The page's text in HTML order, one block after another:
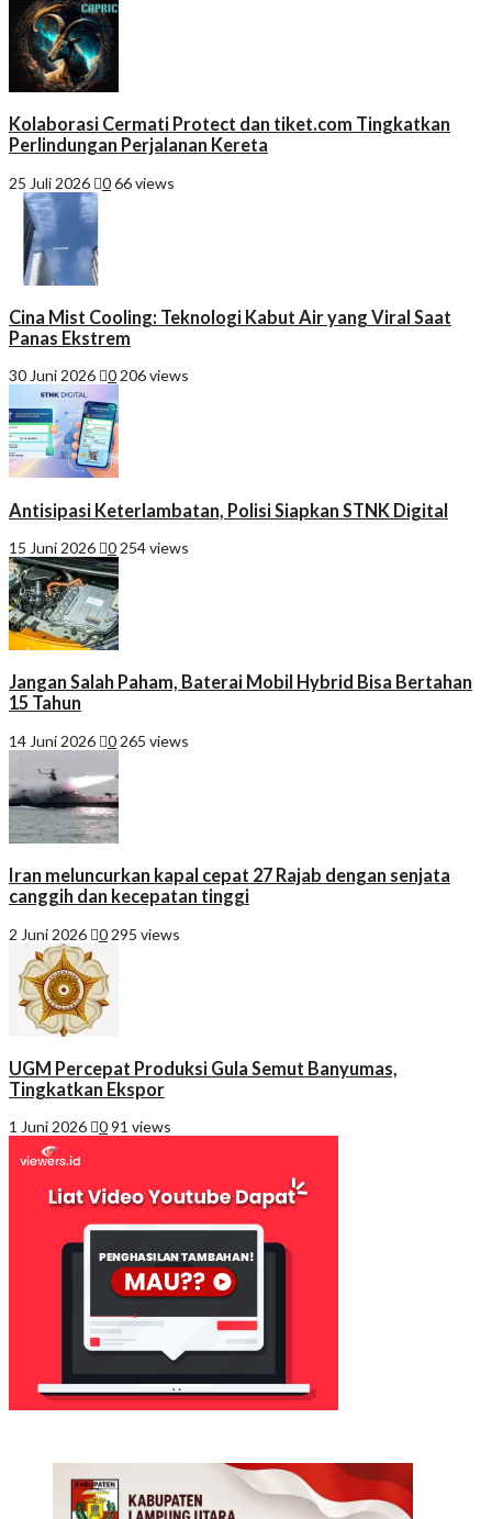
Kolaborasi Cermati Protect dan tiket.com Tingkatkan
Perlindungan Perjalanan Kereta
25 Juli 2026 066 views
Cina Mist Cooling: Teknologi Kabut Air yang Viral Saat
Panas Ekstrem
30 Juni 2026 0 206 views
Antisipasi Keterlambatan, Polisi Siapkan STNK Digital
15 Juni 2026 0 254 views
Jangan Salah Paham, Baterai Mobil Hybrid Bisa Bertahan
15 Tahun
14 Juni 2026 0 265 views
Iran meluncurkan kapal cepat 27 Rajab dengan senjata
canggih dan kecepatan tinggi
2 Juni 2026 0 295 views
UGM Percepat Produksi Gula Semut Banyumas,
Tingkatkan Ekspor
1 Juni 2026 091 views